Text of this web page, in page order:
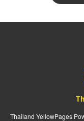
Thailand YellowPages